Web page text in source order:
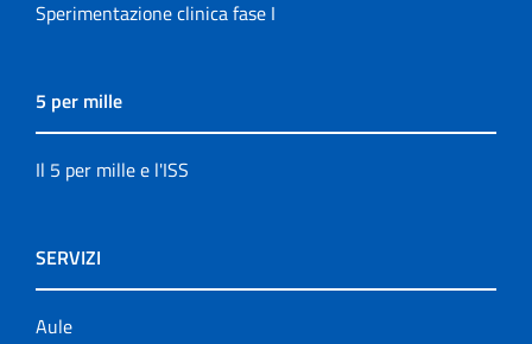
Sperimentazione clinica fase I
5 per mille
Il 5 per mille e l'ISS
SERVIZI
Aule